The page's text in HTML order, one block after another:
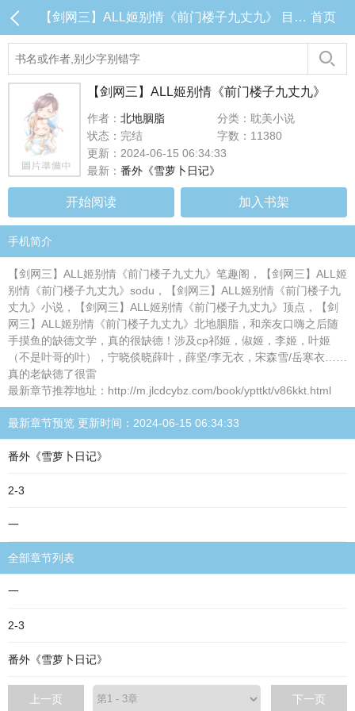
【剑网三】ALL姬别情《前门楼子九丈九》 目录 (共3章) 首页
【剑网三】ALL姬别情《前门楼子九丈九》
作者： 北地胭脂
分类：耽美小说
状态：完结
字数：11380
更新：2024-06-15 06:34:33
最新： 番外《雪萝卜日记》
开始阅读 加入书架
手机简介
【剑网三】ALL姬别情《前门楼子九丈九》笔趣阁，【剑网三】ALL姬
别情《前门楼子九丈九》sodu，【剑网三】ALL姬别情《前门楼子九
丈九》小说，【剑网三】ALL姬别情《前门楼子九丈九》顶点，【剑
网三】ALL姬别情《前门楼子九丈九》北地胭脂，和亲友口嗨之后随
手摸鱼的缺德文学，真的很缺德！涉及cp祁姬，俶姬，李姬，叶姬
（不是叶哥的叶），宁晓倓晓薛叶，薛坚/李无衣，宋森雪/岳寒衣……
真的老缺德了很雷
最新章节推荐地址：http://m.jlcdcybz.com/book/ypttkt/v86kkt.html
最新章节预览 更新时间：2024-06-15 06:34:33
番外《雪萝卜日记》
2-3
一
全部章节列表
一
2-3
番外《雪萝卜日记》
上一页 下一页